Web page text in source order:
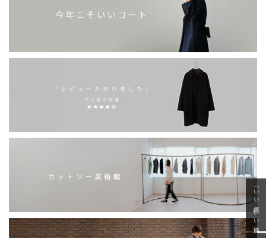
「いい年齢 いい洋服」